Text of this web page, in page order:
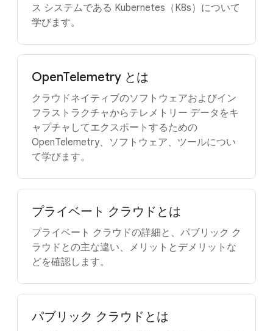
ス システムである Kubernetes（K8s）について
学びます。
OpenTelemetry とは
クラウドネイティブのソフトウェアおよびイン
フラストラクチャからテレメトリー データをキ
ャプチャしてエクスポートするための
OpenTelemetry、ソフトウェア、ツールについ
て学びます。
プライベート クラウドとは
プライベート クラウドの詳細と、パブリック ク
ラウドとの主な違い、メリットとデメリットな
どを確認します。
パブリック クラウドとは